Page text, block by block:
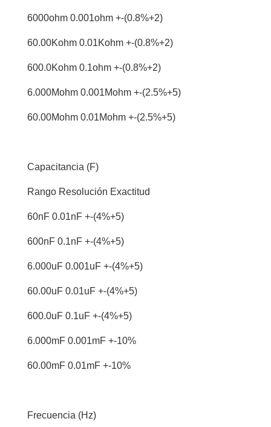
6000ohm 0.001ohm +-(0.8%+2)
60.00Kohm 0.01Kohm +-(0.8%+2)
600.0Kohm 0.1ohm +-(0.8%+2)
6.000Mohm 0.001Mohm +-(2.5%+5)
60.00Mohm 0.01Mohm +-(2.5%+5)
Capacitancia (F)
Rango Resolución Exactitud
60nF 0.01nF +-(4%+5)
600nF 0.1nF +-(4%+5)
6.000uF 0.001uF +-(4%+5)
60.00uF 0.01uF +-(4%+5)
600.0uF 0.1uF +-(4%+5)
6.000mF 0.001mF +-10%
60.00mF 0.01mF +-10%
Frecuencia (Hz)